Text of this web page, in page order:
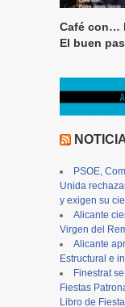
Café con…
El buen
PSOE,
Unida
y exigen su
Alicante
Virgen del
Alicante
Estructural e
Finestrat
Fiestas
Libro de